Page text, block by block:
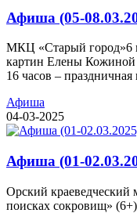
Афиша (05-
МКЦ «Старый город»6
картин Елены Кожиной
16 часов –
Афиша
04-03-2025
Афиша (01-
Орский краеведческий
поисках сокровищ»